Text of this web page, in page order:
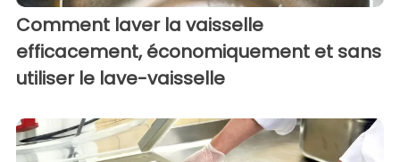
Comment laver la vaisselle
efficacement, économiquement et sans
utiliser le lave-vaisselle